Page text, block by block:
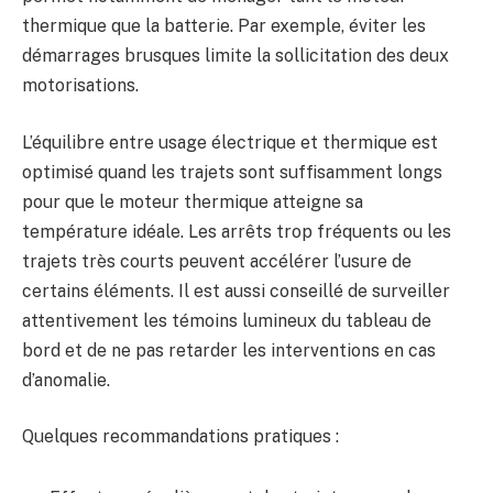
thermique que la batterie. Par exemple, éviter les
démarrages brusques limite la sollicitation des deux
motorisations.
L’équilibre entre usage électrique et thermique est
optimisé quand les trajets sont suffisamment longs
pour que le moteur thermique atteigne sa
température idéale. Les arrêts trop fréquents ou les
trajets très courts peuvent accélérer l’usure de
certains éléments. Il est aussi conseillé de surveiller
attentivement les témoins lumineux du tableau de
bord et de ne pas retarder les interventions en cas
d’anomalie.
Quelques recommandations pratiques :